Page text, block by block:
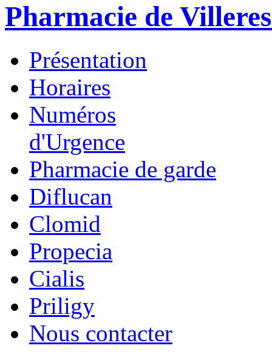
Pharmacie de
Présentation
Horaires
Numéros
d'Urgence
Pharmacie de garde
Diflucan
Clomid
Propecia
Cialis
Priligy
Nous contacter